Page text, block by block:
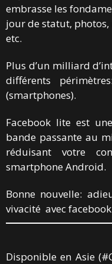
embrasse les
jour de statut, photos,
etc.
Plus d’un milliard
différents
(smartphones).
Facebook lite est
bande passante au
réduisant votre
smartphone Android.
Bonne nouvelle:
vivacité avec
Disponible en Asie